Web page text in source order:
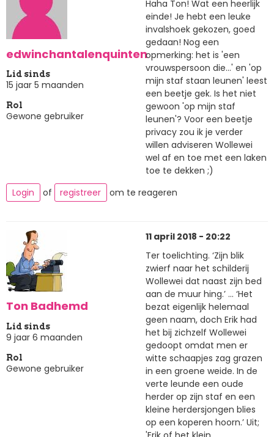
edwinchantalenquinten
Lid sinds
15 jaar 5 maanden
Rol
Gewone gebruiker
Haha Ton! Wat een heerlijk
einde! Je hebt een leuke
invalshoek gekozen, goed
gedaan! Nog een
opmerking: het is 'een
vrouwspersoon die...' en 'op
mijn staf staan leunen' leest
een beetje gek. Is het niet
gewoon 'op mijn staf
leunen'? Voor een beetje
privacy zou ik je verder
willen adviseren Wollewei
wel af en toe met een laken
toe te dekken ;)
Login
of registreer om te reageren
Ton Badhemd
Lid sinds
9 jaar 6 maanden
Rol
Gewone gebruiker
11 april 2018 - 20:22
Ter toelichting. ‘Zijn blik
zwierf naar het schilderij
Wollewei dat naast zijn bed
aan de muur hing.’ … ‘Het
bezat eigenlijk helemaal
geen naam, doch Erik had
het bij zichzelf Wollewei
gedoopt omdat men er
witte schaapjes zag grazen
in een groene weide. In de
verte leunde een oude
herder op zijn staf en een
kleine herdersjongen blies
op een koperen hoorn.’ Uit;